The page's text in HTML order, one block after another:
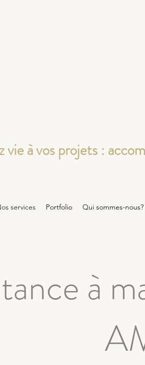
vie à vos projets :
services Portfolio Qui sommes-nous?
à